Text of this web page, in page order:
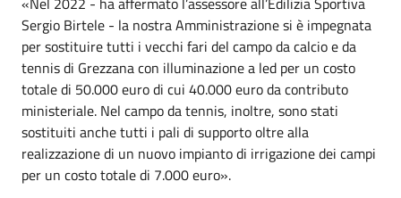
Sergio Birtele - la nostra Amministrazione si è impegnata
per sostituire tutti i vecchi fari del campo da calcio e da
tennis di Grezzana con illuminazione a led per un costo
totale di 50.000 euro di cui 40.000 euro da contributo
ministeriale. Nel campo da tennis, inoltre, sono stati
sostituiti anche tutti i pali di supporto oltre alla
realizzazione di un nuovo impianto di irrigazione dei campi
per un costo totale di 7.000 euro».